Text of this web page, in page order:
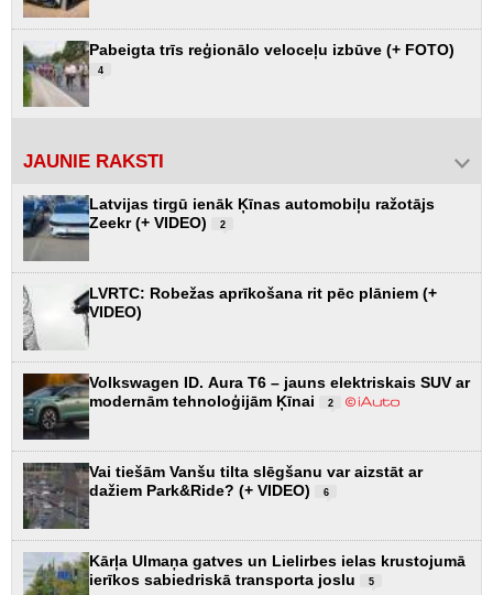
Pabeigta trīs reģionālo veloceļu izbūve (+ FOTO)
4
JAUNIE RAKSTI
Latvijas tirgū ienāk Ķīnas automobiļu ražotājs
Zeekr (+ VIDEO)
2
LVRTC: Robežas aprīkošana rit pēc plāniem (+
VIDEO)
Volkswagen ID. Aura T6 – jauns elektriskais SUV ar
modernām tehnoloģijām Ķīnai
2
Vai tiešām Vanšu tilta slēgšanu var aizstāt ar
dažiem Park&Ride? (+ VIDEO)
6
Kārļa Ulmaņa gatves un Lielirbes ielas krustojumā
ierīkos sabiedriskā transporta joslu
5